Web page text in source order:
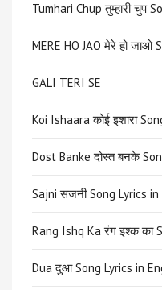
Tumhari Chup तुम्हारी चुप
MERE HO JAO मेरे हो
GALI TERI SE
Koi Ishaara कोई इशारा
Dost Banke दोस्त बनके
Sajni सजनी Song Lyrics
Rang Ishq Ka रंग इश्क का
Dua दुआ Song Lyrics in